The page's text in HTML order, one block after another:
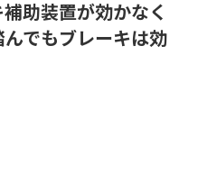
助装置が効かなく
でもブレーキは効